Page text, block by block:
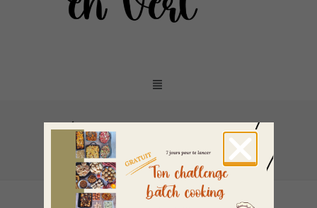
Étiquette :consommation bio
Accueil consommation bio